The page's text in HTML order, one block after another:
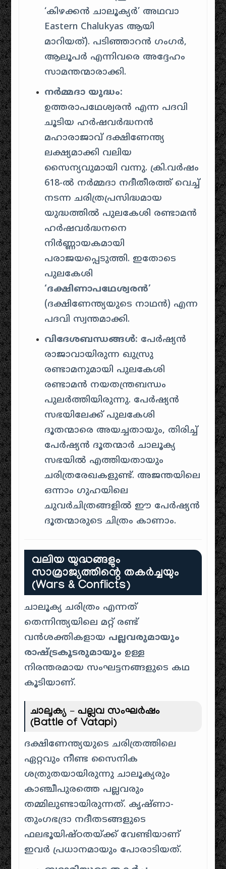
‘കിഴക്കൻ ചാലൂക്യർ’ അഥവാ
Eastern Chalukyas ആയി
മാറിയത്). പടിഞ്ഞാറൻ ഗംഗർ,
ആലൂപർ എന്നിവരെ അദ്ദേഹം
സാമന്തന്മാരാക്കി.
നർമ്മദാ യുദ്ധം:
ഉത്തരാപഥേശ്വരൻ എന്ന പദവി
ചൂടിയ ഹർഷവർദ്ധനൻ
മഹാരാജാവ് ദക്ഷിണേന്ത്യ
ലക്ഷ്യമാക്കി വലിയ
സൈന്യവുമായി വന്നു. ക്രി.വർഷം
618-ൽ നർമ്മദാ നദീതീരത്ത് വെച്ച്
നടന്ന ചരിത്രപ്രസിദ്ധമായ
യുദ്ധത്തിൽ പുലകേശി രണ്ടാമൻ
ഹർഷവർദ്ധനനെ
നിർണ്ണായകമായി
പരാജയപ്പെടുത്തി. ഇതോടെ
പുലകേശി
‘ദക്ഷിണാപഥേശ്വരൻ’
(ദക്ഷിണേന്ത്യയുടെ നാഥൻ) എന്ന
പദവി സ്വന്തമാക്കി.
വിദേശബന്ധങ്ങൾ: പേർഷ്യൻ
രാജാവായിരുന്ന ഖുസ്രു
രണ്ടാമനുമായി പുലകേശി
രണ്ടാമൻ നയതന്ത്രബന്ധം
പുലർത്തിയിരുന്നു. പേർഷ്യൻ
സഭയിലേക്ക് പുലകേശി
ദൂതന്മാരെ അയച്ചതായും, തിരിച്ച്
പേർഷ്യൻ ദൂതന്മാർ ചാലൂക്യ
സഭയിൽ എത്തിയതായും
ചരിത്രരേഖകളുണ്ട്. അജന്തയിലെ
ഒന്നാം ഗുഹയിലെ
ചുവർചിത്രങ്ങളിൽ ഈ പേർഷ്യൻ
ദൂതന്മാരുടെ ചിത്രം കാണാം.
വലിയ യുദ്ധങ്ങളും
സാമ്രാജ്യത്തിന്റെ തകർച്ചയും
(Wars & Conflicts)
ചാലൂക്യ ചരിത്രം എന്നത്
തെന്നിന്ത്യയിലെ മറ്റ് രണ്ട്
വൻശക്തികളായ പല്ലവരുമായും
രാഷ്ട്രകൂടരുമായും ഉള്ള
നിരന്തരമായ സംഘട്ടനങ്ങളുടെ കഥ
കൂടിയാണ്.
ചാലൂക്യ – പല്ലവ സംഘർഷം
(Battle of Vatapi)
ദക്ഷിണേന്ത്യയുടെ ചരിത്രത്തിലെ
ഏറ്റവും നീണ്ട സൈനിക
ശത്രുതയായിരുന്നു ചാലൂക്യരും
കാഞ്ചീപുരത്തെ പല്ലവരും
തമ്മിലുണ്ടായിരുന്നത്. കൃഷ്ണാ-
തുംഗഭദ്രാ നദീതടങ്ങളുടെ
ഫലഭൂയിഷ്ഠതയ്ക്ക് വേണ്ടിയാണ്
ഇവർ പ്രധാനമായും പോരാടിയത്.